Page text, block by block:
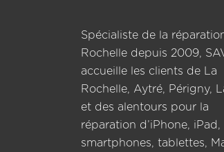
Spécialiste de la
Rochelle depuis 2009,
accueille les clients de La
Rochelle, Aytré, Périgny,
et des alentours pour la
réparation d’iPhone, iPad,
smartphones, tablettes,